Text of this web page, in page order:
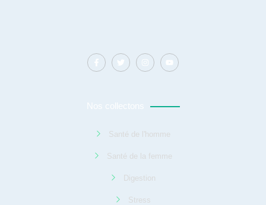
Nos collectons
Santé de l'homme
Santé de la femme
Digestion
Stress